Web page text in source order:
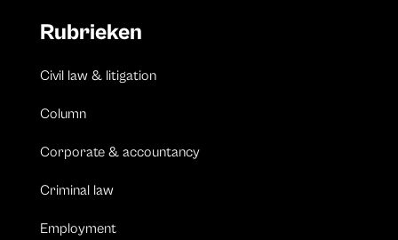
Rubrieken
Civil law & litigation
Column
Corporate & accountancy
Criminal law
Employment